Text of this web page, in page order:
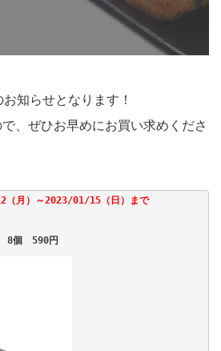
知らせとなります！
、ぜひお早めにお買い求めくださ
8個　590円